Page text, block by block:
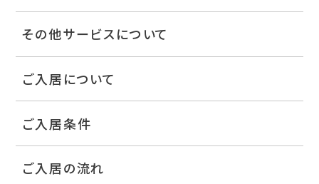
その他サービスについて
ご入居について
ご入居条件
ご入居の流れ